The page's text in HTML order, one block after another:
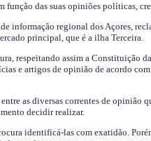
função das suas opiniões políticas,
informação regional dos Açores,
principal, que é a ilha Terceira.
respeitando assim a Constituição
e artigos de opinião de acordo
as diversas correntes de opinião
decidir realizar.
identificá-las com exatidão.